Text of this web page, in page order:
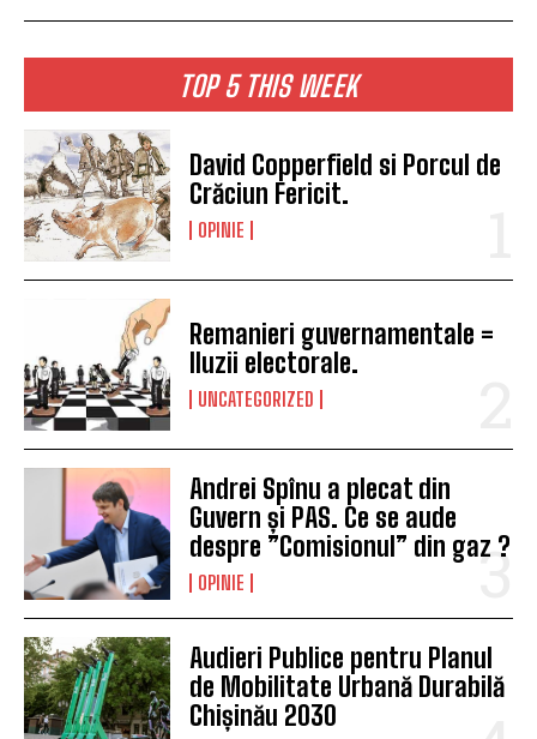
TOP 5 THIS WEEK
David Copperfield si Porcul de
Crăciun Fericit.
OPINIE
Remanieri guvernamentale =
Iluzii electorale.
UNCATEGORIZED
Andrei Spînu a plecat din
Guvern și PAS. Ce se aude
despre ”Comisionul” din gaz ?
OPINIE
Audieri Publice pentru Planul
de Mobilitate Urbană Durabilă
Chișinău 2030